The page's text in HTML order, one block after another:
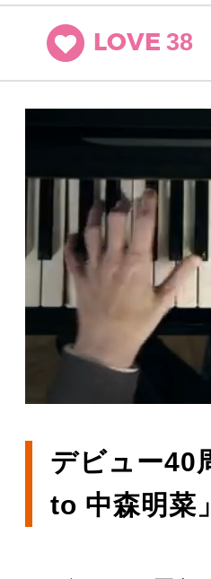
LOVE 38
デビュー40
to 中森明菜